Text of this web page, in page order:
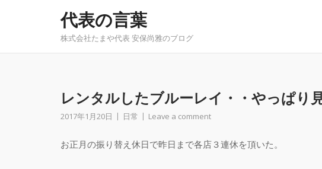
代表の言葉
株式会社たまや代表 安保尚雅のブログ
レンタルしたブルーレイ・・やっぱ
2017年1月20日 日常 Leave a comment
お正月の振り替え休日で昨日まで各店３連休を頂いた。